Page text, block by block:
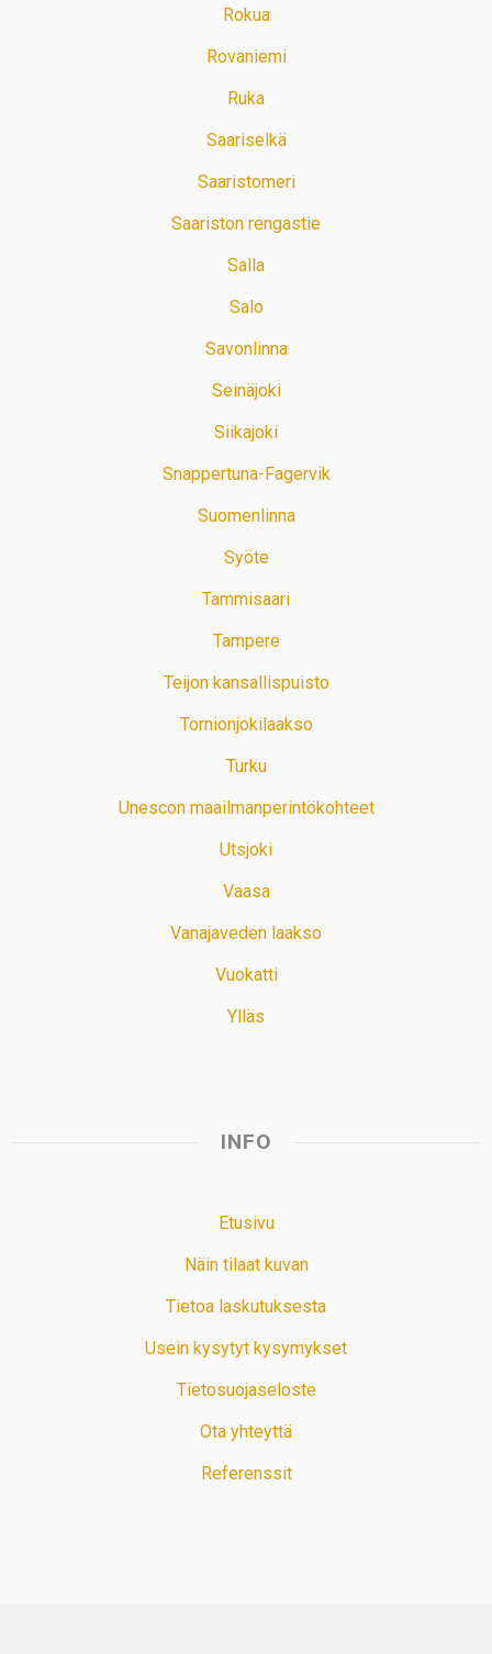
Rokua
Rovaniemi
Ruka
Saariselkä
Saaristomeri
Saariston rengastie
Salla
Salo
Savonlinna
Seinäjoki
Siikajoki
Snappertuna-Fagervik
Suomenlinna
Syöte
Tammisaari
Tampere
Teijon kansallispuisto
Tornionjokilaakso
Turku
Unescon maailmanperintökohteet
Utsjoki
Vaasa
Vanajaveden laakso
Vuokatti
Ylläs
INFO
Etusivu
Näin tilaat kuvan
Tietoa laskutuksesta
Usein kysytyt kysymykset
Tietosuojaseloste
Ota yhteyttä
Referenssit